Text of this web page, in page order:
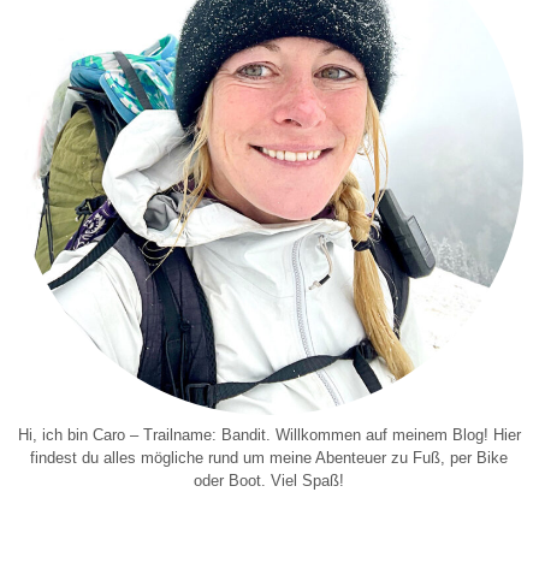
Hi, ich bin Caro – Trailname: Bandit. Willkommen auf meinem Blog! Hier
findest du alles mögliche rund um meine Abenteuer zu Fuß, per Bike
oder Boot. Viel Spaß!